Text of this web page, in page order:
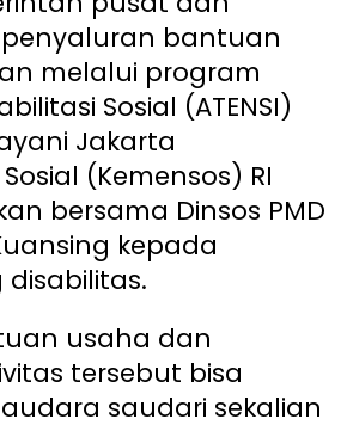
bantuan
melalui program
Sosial (ATENSI)
Jakarta
(Kemensos) RI
bersama Dinsos PMD
kepada
usaha dan
tersebut bisa
saudari sekalian